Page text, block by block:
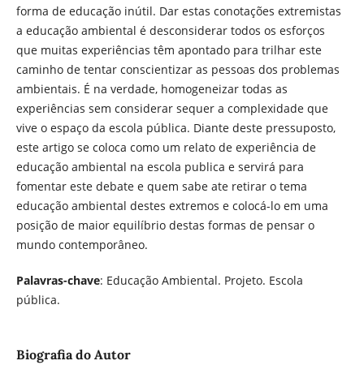
forma de educação inútil. Dar estas conotações extremistas
a educação ambiental é desconsiderar todos os esforços
que muitas experiências têm apontado para trilhar este
caminho de tentar conscientizar as pessoas dos problemas
ambientais. É na verdade, homogeneizar todas as
experiências sem considerar sequer a complexidade que
vive o espaço da escola pública. Diante deste pressuposto,
este artigo se coloca como um relato de experiência de
educação ambiental na escola publica e servirá para
fomentar este debate e quem sabe ate retirar o tema
educação ambiental destes extremos e colocá-lo em uma
posição de maior equilíbrio destas formas de pensar o
mundo contemporâneo.
Palavras-chave: Educação Ambiental. Projeto. Escola
pública.
Biografia do Autor